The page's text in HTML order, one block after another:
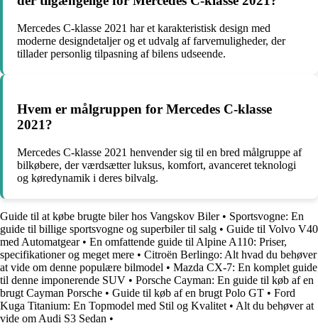
Mercedes C-klasse 2021 har et karakteristisk design med
moderne designdetaljer og et udvalg af farvemuligheder, der
tillader personlig tilpasning af bilens udseende.
Hvem er målgruppen for Mercedes C-klasse
2021?
Mercedes C-klasse 2021 henvender sig til en bred målgruppe af
bilkøbere, der værdsætter luksus, komfort, avanceret teknologi
og køredynamik i deres bilvalg.
Guide til at købe brugte biler hos Vangskov Biler• Sportsvogne: En
guide til billige sportsvogne og superbiler til salg • Guide til Volvo V40
med Automatgear• En omfattende guide til Alpine A110: Priser,
specifikationer og meget mere • Citroën Berlingo: Alt hvad du behøver
at vide om denne populære bilmodel • Mazda CX-7: En komplet guide
til denne imponerende SUV • Porsche Cayman: En guide til køb af en
brugt Cayman Porsche • Guide til køb af en brugt Polo GT • Ford
Kuga Titanium: En Topmodel med Stil og Kvalitet • Alt du behøver at
vide om Audi S3 Sedan •